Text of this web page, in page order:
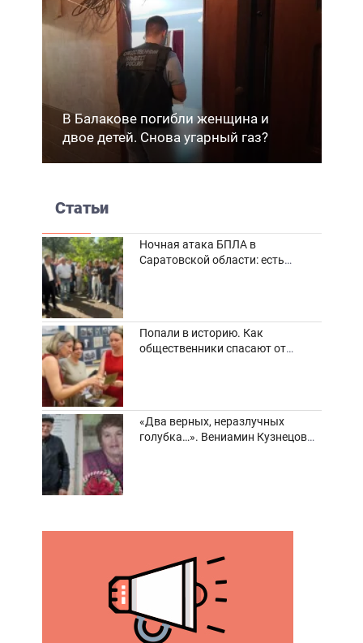
В Балакове погибли женщина и
двое детей. Снова угарный газ?
Статьи
Ночная атака БПЛА в
Саратовской области: есть
Попали в историю. Как
общественники спасают от
«Два верных, неразлучных
голубка…». Вениамин Кузнецов